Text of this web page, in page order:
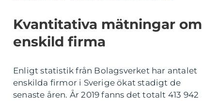
Kvantitativa mätningar om
enskild firma
Enligt statistik från Bolagsverket har antalet
enskilda firmor i Sverige ökat stadigt de
senaste åren. År 2019 fanns det totalt 413 942